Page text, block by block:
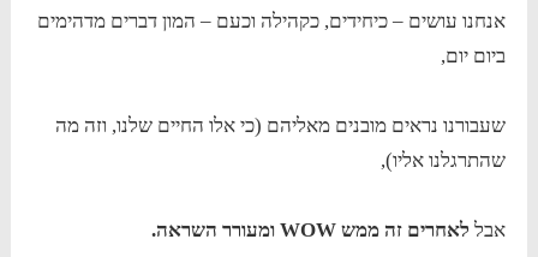
אנחנו עושים – כיחידים, כקהילה וכעם – המון דברים מדהימים
ביום יום,
שעבורנו נראים מובנים מאליהם (כי אלו החיים שלנו, וזה מה
שהתרגלנו אליו),
אבל לאחרים זה ממש WOW ומעורר השראה.